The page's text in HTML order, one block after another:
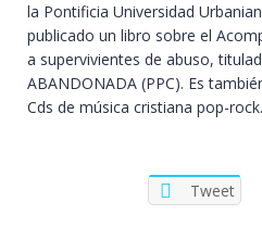
la Pontificia Universidad
publicado un libro sobre el
a supervivientes de abuso,
ABANDONADA (PPC). Es
Cds de música cristiana pop-rock.
Tweet